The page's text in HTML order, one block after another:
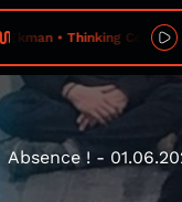
Ekman • Thinking Code
Absence ! -